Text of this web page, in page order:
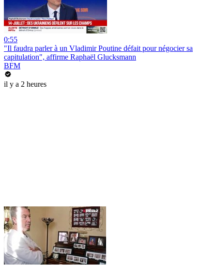
0:55
"Il faudra parler à un Vladimir Poutine défait pour négocier sa
capitulation", affirme Raphaël Glucksmann
BFM
il y a 2 heures